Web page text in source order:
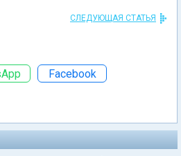
СЛЕДУЮЩАЯ СТАТЬЯ
Facebook